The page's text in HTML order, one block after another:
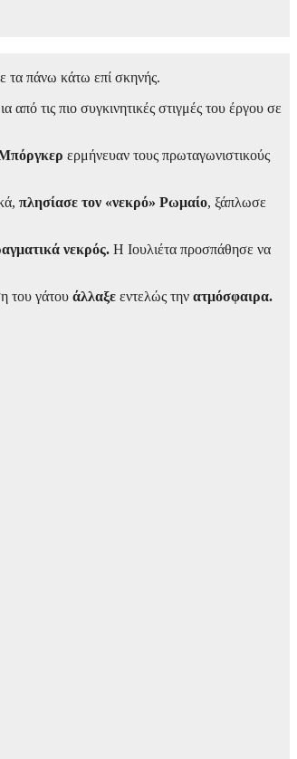
τα πάνω κάτω επί σκηνής.
τις πιο συγκινητικές στιγμές του έργου σε
ερμήνευαν τους πρωταγωνιστικούς
πλησίασε τον «νεκρό» Ρωμαίο, ξάπλωσε
νεκρός. Η Ιουλιέτα προσπάθησε να
του γάτου άλλαξε εντελώς την ατμόσφαιρα.